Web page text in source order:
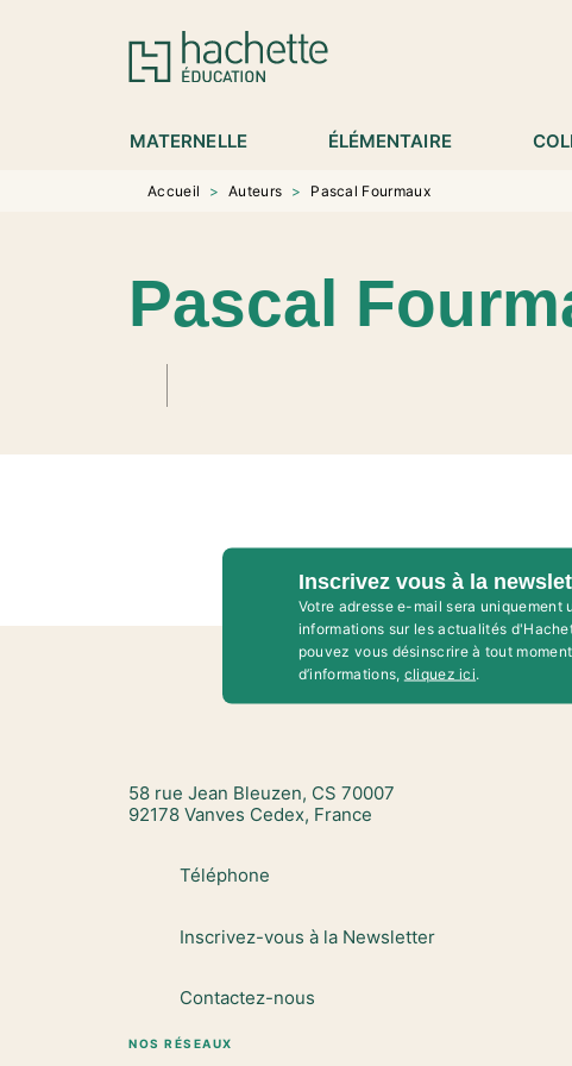
MENU RECHERCHE
MATERNELLE ÉLÉMENTAIRE
Accueil > Auteurs > Pascal Fourmaux
Pascal
Inscrivez vous à la
Votre adresse e-mail sera uniquement
informations sur les actualités
pouvez vous désinscrire à tout
d’informations, cliquez ici.
58 rue Jean Bleuzen, CS 70007
92178 Vanves Cedex, France
Téléphone
Inscrivez-vous à la Newsletter
Contactez-nous
NOS RÉSEAUX